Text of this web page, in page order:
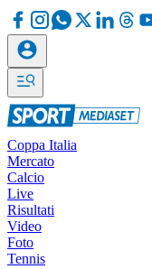
Coppa Italia
Mercato
Calcio
Live
Risultati
Video
Foto
Tennis